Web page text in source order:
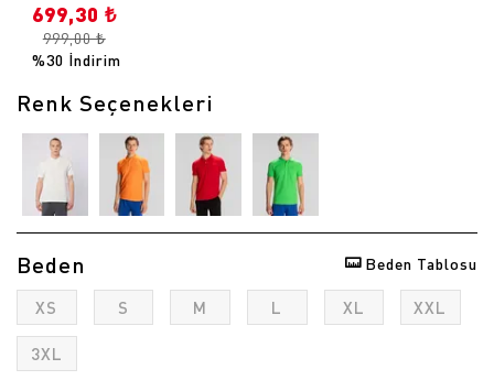
699,30 ₺
999,00 ₺
%30 İndirim
Renk Seçenekleri
Beden Beden Tablosu
XS S M L XL XXL
3XL